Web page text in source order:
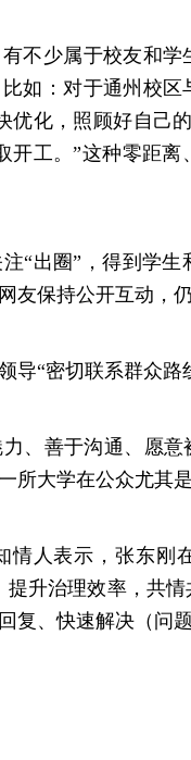
不少属于校友和
如：对于通州校
优化，照顾好自己
开工。”这种零距
“出圈”，得到学
友保持公开互动，
导“密切联系群众路
、善于沟通、愿意
所大学在公众尤其
情人表示，张东刚
升治理效率，共
复、快速解决（问